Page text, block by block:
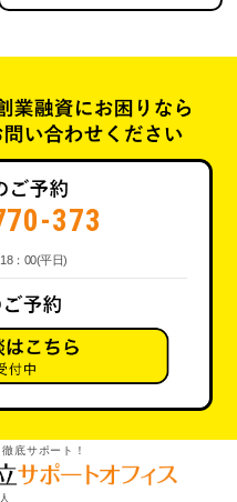
373
：00(平日)
底サポート！